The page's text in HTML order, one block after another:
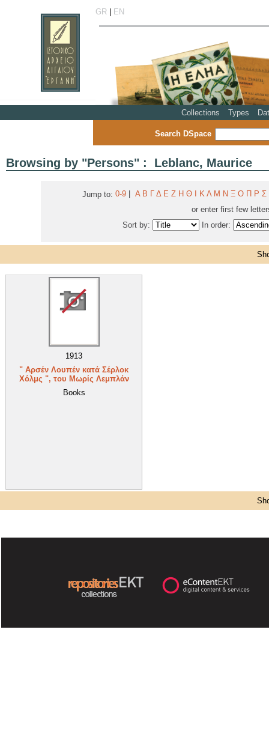
GR| EN
Collections Types
Search DSpace
Browsing by "Persons" : Leblanc, Maurice
Jump to: 0-9 Α Β Γ Δ Ε Ζ Η Θ Κ Λ Μ Ν Ξ Ο Π Ρ Σ
or enter first few
Sort by:
In order:
1913
" Αρσέν Λουπέν κατά Σέρλοκ
Χόλμς ", του Μωρίς Λεμπλάν
Books